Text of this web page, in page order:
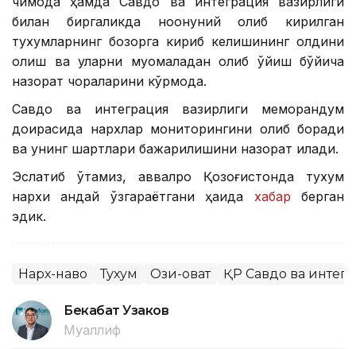
билан биргаликда ноқонуний олиб кирилган
тухумларнинг бозорга кириб келишининг олдини
олиш ва уларни муомаладан олиб қўйиш бўйича
назорат чораларини кўрмоқда.
Савдо ва интеграция вазирлиги меморандум
доирасида нархлар мониторингини олиб боради
ва унинг шартлари бажарилишини назорат қилади.
Эслатиб ўтамиз, аввалроқ Қозоғистонда тухум
нархи қандай ўзгараётгани ҳақида хабар берган
эдик.
Нарх-наво Тухум Озиқ-овқат ҚР Савдо ва
Бекабат Узаков
Муаллиф